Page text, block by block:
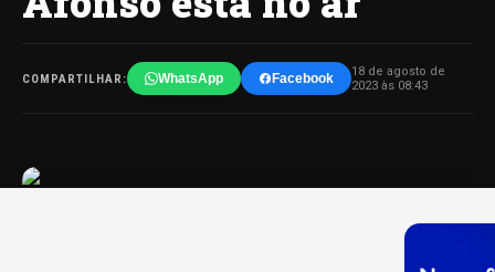
COMPARTILHAR: WhatsApp Facebook
18 de agosto de
2023 às 08:43